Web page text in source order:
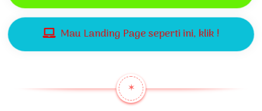
Mau Landing Page seperti ini, klik !
✶